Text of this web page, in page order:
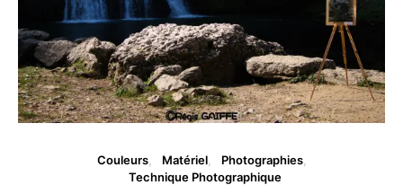
Couleurs Matériel
Photographies
Technique Photographique